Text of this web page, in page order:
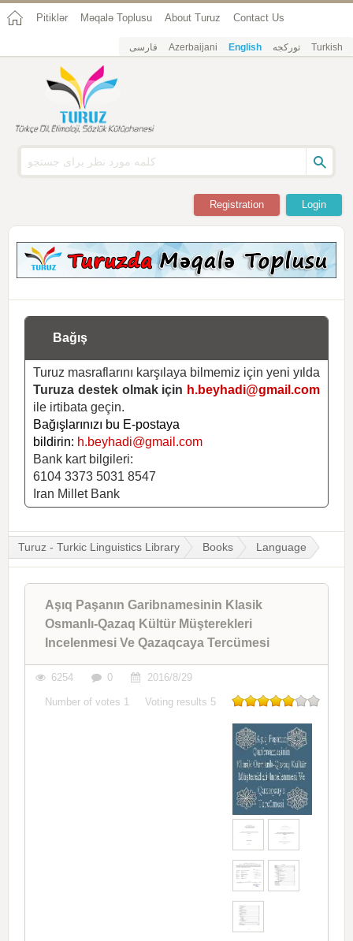
Pitiklər Məqalə Toplusu About Turuz Contact Us
فارسی Azerbaijani English تورکجه Turkish
Login
Registration
Bağış
Turuz masraflarını karşılaya bilmemiz için yeni yılda
Turuza destek olmak için h.beyhadi@gmail.com
ile irtibata geçin.
Bağışlarınızı bu E-postaya
bildirin: h.beyhadi@gmail.com
Bank kart bilgileri:
6104 3373 5031 8547
Iran Millet Bank
Turuz - Turkic Linguistics Library Books Language
Aşıq Paşanın Garibnamesinin Klasik
Osmanlı-Qazaq Kültür Müşterekleri
Incelenmesi Ve Qazaqcaya Tercümesi
6254 0 2016/8/29
Number of votes 1 Voting results 5